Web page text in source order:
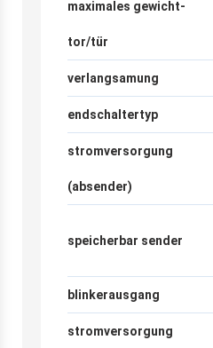
maximales gewicht-
tor/tür
verlangsamung
endschaltertyp
stromversorgung
(absender)
speicherbar sender
blinkerausgang
stromversorgung